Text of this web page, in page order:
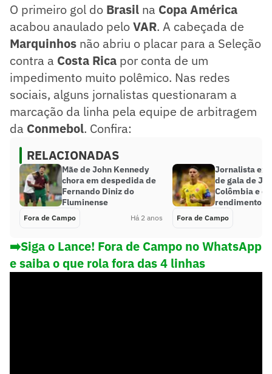
O primeiro gol do Brasil na Copa América
acabou anaulado peloVAR. A cabeçada de
Marquinhos não abriu o placar para a Seleção
contra a Costa Rica por conta de um
impedimento muito polêmico. Nas redes
sociais, alguns jornalistas questionaram a
marcação da linha pela equipe de arbitragem
da Conmebol. Confira:
RELACIONADAS
Mãe de John Kennedy
chora em despedida de
Fernando Diniz do
Fluminense
Fora de Campo Há 2 anos
Jornalista
de gala de
Colômbia e
rendimento
Fora de Campo
➡️Siga o Lance! Fora de Campo no WhatsApp
e saiba o que rola fora das 4 linhas